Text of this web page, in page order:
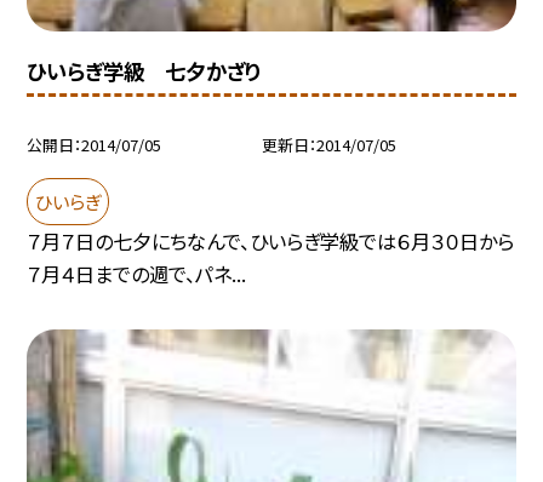
ひいらぎ学級 七夕かざり
公開日 2014/07/05 更新日 2014/07/05
ひいらぎ
７月７日の七夕にちなんで、ひいらぎ学級では６月３０日から
７月４日までの週で、パネ...